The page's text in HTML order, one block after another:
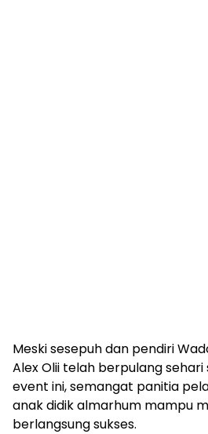
Meski sesepuh dan pendiri
Alex Olii telah berpulang
event ini, semangat panitia
anak didik almarhum mampu
berlangsung sukses.